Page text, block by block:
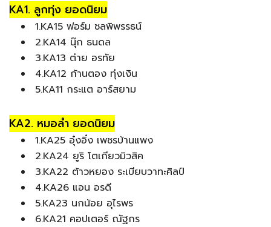
KA1. ลูกทุ่ง ยอดนิยม
1.KA15 ฟอร์ม ชลพิพรรธน์
2.KA14 นุ๊ก ธนดล
3.KA13 ต่าย อรทัย
4.KA12 ก้านตอง ทุ่งเงิน
5.KA11 กระแต อาร์สยาม
KA2. หมอลำ ยอดนิยม
1.KA25 อุ๋งอิ๋ง เพชรบ้านแพง
2.KA24 ยูริ โตเกียวมิวสิค
3.KA22 ต้าวหยอง ระเบียบวาทะศิลป์
4.KA26 แอน อรดี
5.KA23 นกน้อย อุไรพร
6.KA21 คอปเตอร์ ณัฐกร